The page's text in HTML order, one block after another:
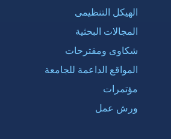
الهيكل التنظيمى
المجالات البحثية
شكاوى ومقترحات
المواقع الداعمة للجامعة
مؤتمرات
ورش عمل